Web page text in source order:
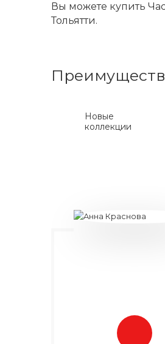
Вы можете купить
Тольятти.
Новые
коллекции